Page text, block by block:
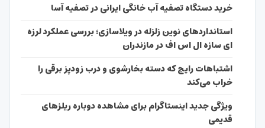
خرید دستگاه تصفیه آب خانگی ایرانی در تصفیه آسا
استانداردهای نوین زلزله در ویلاسازی؛ بررسی عملکرد لرزه
ای سازه ال اس اف در مازندران
اشتباهات رایج که دسته بخارشوی و درب زودپز برقی را
خراب می‌کند
ویژگی جدید اینستاگرام برای مشاهده دوباره ریلزهای
قدیمی